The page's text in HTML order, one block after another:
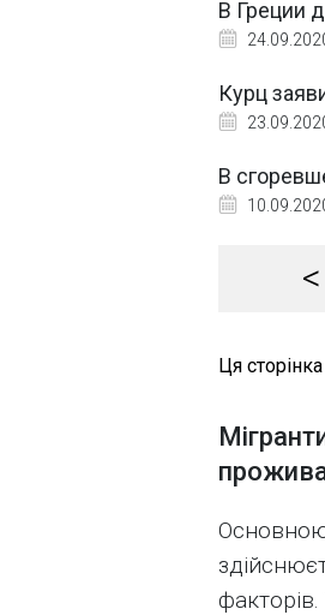
В Греции
Курц
В
<
Ця
Основною